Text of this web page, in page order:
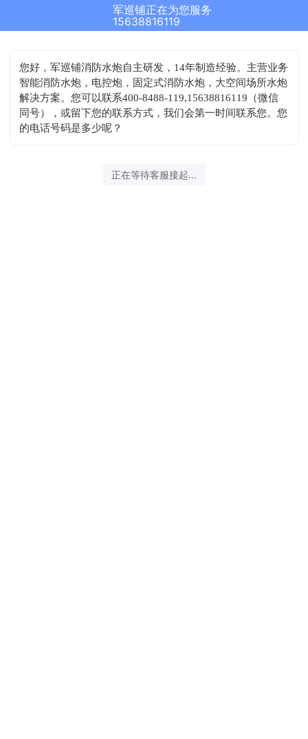
军巡铺正在为您服务
15638816119
您好，军巡铺消防水炮自主研发，14年制造经验。主营业务
智能消防水炮，电控炮，固定式消防水炮，大空间场所水炮
解决方案。您可以联系400-8488-119,15638816119（微信
同号），或留下您的联系方式，我们会第一时间联系您。您
的电话号码是多少呢？
正在等待客服接起...